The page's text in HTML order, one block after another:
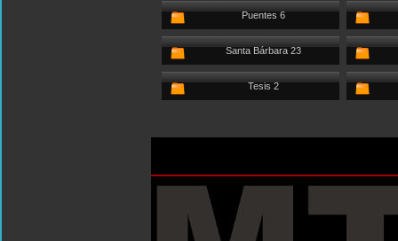
Puentes 6
Santa Bárbara 23
Tesis 2